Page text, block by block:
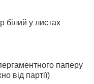
білий у листах
паперу
від партії)